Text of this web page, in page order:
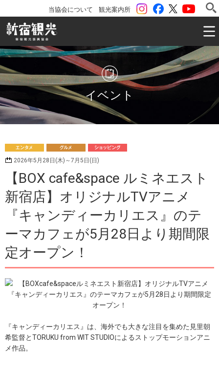
ツイッター
Facebook
instagram
観光案内所
当協会について
一般社団法人 新宿観光振興協会 Shinjuku
イベント
ンタメ
ルメ
ョッピング
2026年5月28日(木)～7月5日(日)
【BOX cafe&space ルミネエスト
新宿店】オリジナルTVアニメ
『キャンディーカリエス』のテ
ーマカフェが5月28日より期間限
定オープン！
『キャンディーカリエス』は、海外でも大きな注目を集めた見里朝
希監督とTORUKU from WIT STUDIOによるストップモーションアニ
メ作品。